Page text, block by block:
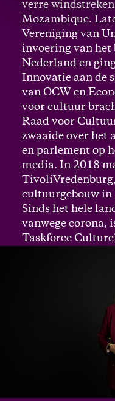
verre
Mozambique.
Vereniging van
invoering van het
Nederland en
Innovatie aan de
van OCW en
voor cultuur
Raad voor
zwaaide over het
en parlement op
media. In 2018
cultuurgebouw in
Sinds het hele
vanwege corona,
Taskforce